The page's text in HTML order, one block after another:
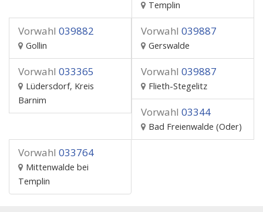
Templin
Vorwahl 039882
Gollin
Vorwahl 039887
Gerswalde
Vorwahl 033365
Lüdersdorf, Kreis
Barnim
Vorwahl 039887
Flieth-Stegelitz
Vorwahl 03344
Bad Freienwalde (Oder)
Vorwahl 033764
Mittenwalde bei
Templin